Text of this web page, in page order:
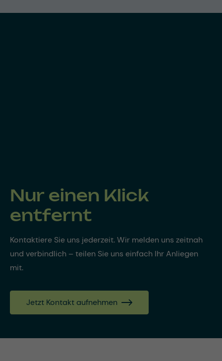
Nur einen Klick
entfernt
Kontaktiere Sie uns jederzeit. Wir melden uns zeitnah
und verbindlich – teilen Sie uns einfach Ihr Anliegen
mit.
Jetzt Kontakt aufnehmen